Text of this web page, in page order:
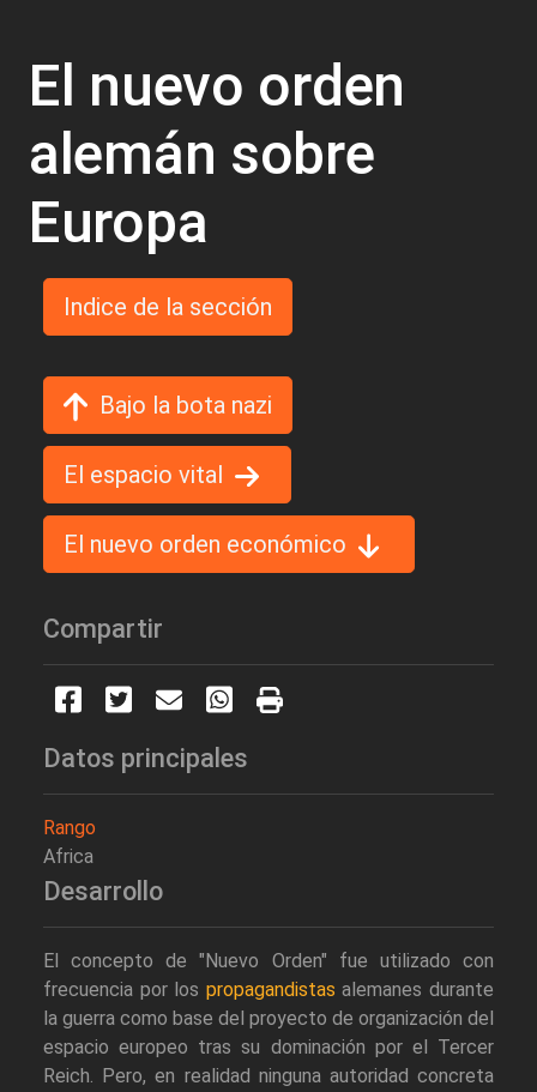
El nuevo orden
alemán sobre
Europa
Indice de la sección
Bajo la bota nazi
El espacio vital
El nuevo orden económico
Compartir
Datos principales
Rango
Africa
Desarrollo
El concepto de "Nuevo Orden" fue utilizado con
frecuencia por los propagandistas alemanes durante
la guerra como base del proyecto de organización del
espacio europeo tras su dominación por el Tercer
Reich. Pero, en realidad ninguna autoridad concreta